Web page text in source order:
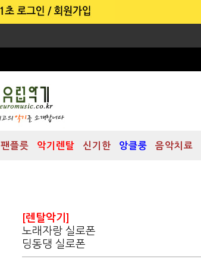
팬플릇 악기렌탈 신기한 앙클룽 음악치료
[렌탈악기]
노래자랑 실로폰
딩동댕 실로폰